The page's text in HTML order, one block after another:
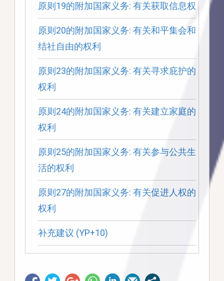
原则19的附加国家义务: 有关获取信息权
原则20的附加国家义务: 有关和平集会和
结社自由的权利
原则23的附加国家义务: 有关寻求庇护的
权利
原则24的附加国家义务: 有关建立家庭的
权利
原则25的附加国家义务: 有关参与公共生
活的权利
原则27的附加国家义务: 有关促进人权的
权利
补充建议 (YP+10)